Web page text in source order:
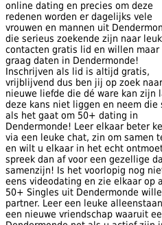
online dating en precies om deze
redenen worden er dagelijks vele
vrouwen en mannen uit
die serieus zoekende zijn naar
contacten gratis lid en willen maar
graag daten in Dendermonde!
Inschrijven als lid is altijd gratis,
vrijblijvend dus ben jij op zoek
nieuwe liefde die dé ware kan zijn
deze kans niet liggen en neem die
als het gaat om 50+ dating in
Dendermonde! Leer elkaar beter
via een leuke chat, zin om samen
en wilt u elkaar in het echt
spreek dan af voor een gezellige
samenzijn! Is het voorlopig nog
eens videodating en zie elkaar op
50+ Singles uit Dendermonde
partner. Leer een leuke
een nieuwe vriendschap waaruit